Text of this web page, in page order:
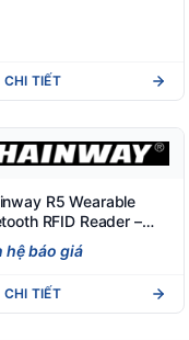
CHI TIẾT
R5 Wearable
RFID Reader –
RFID Đeo Tay
hệ báo giá
CHI TIẾT